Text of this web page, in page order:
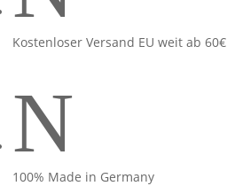
Kostenloser Versand EU weit ab 60€
N
100% Made in Germany